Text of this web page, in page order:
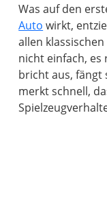
Was auf den
Auto wirkt,
allen
nicht einfach,
bricht aus, fängt
merkt schnell,